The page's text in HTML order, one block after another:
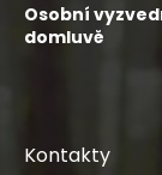
Osobní
domluvě
Kontakty